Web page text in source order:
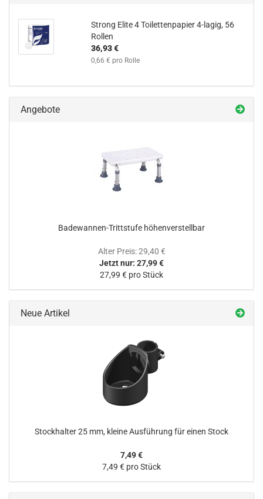
Strong Elite 4 Toilettenpapier 4-lagig, 56
Rollen
36,93 €
0,66 € pro Rolle
Angebote
Badewannen-Trittstufe höhenverstellbar
Alter Preis: 29,40 €
Jetzt nur: 27,99 €
27,99 € pro Stück
Neue Artikel
Stockhalter 25 mm, kleine Ausführung für einen Stock
7,49 €
7,49 € pro Stück